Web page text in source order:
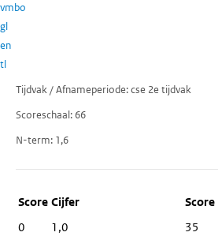
vmbo
gl
en
tl
Tijdvak / Afnameperiode cse 2e tijdvak
Scoreschaal 66
N-term 1,6
Score Cijfer
0
1,0
35